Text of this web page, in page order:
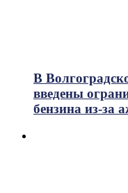
В
введены
бензина из-за